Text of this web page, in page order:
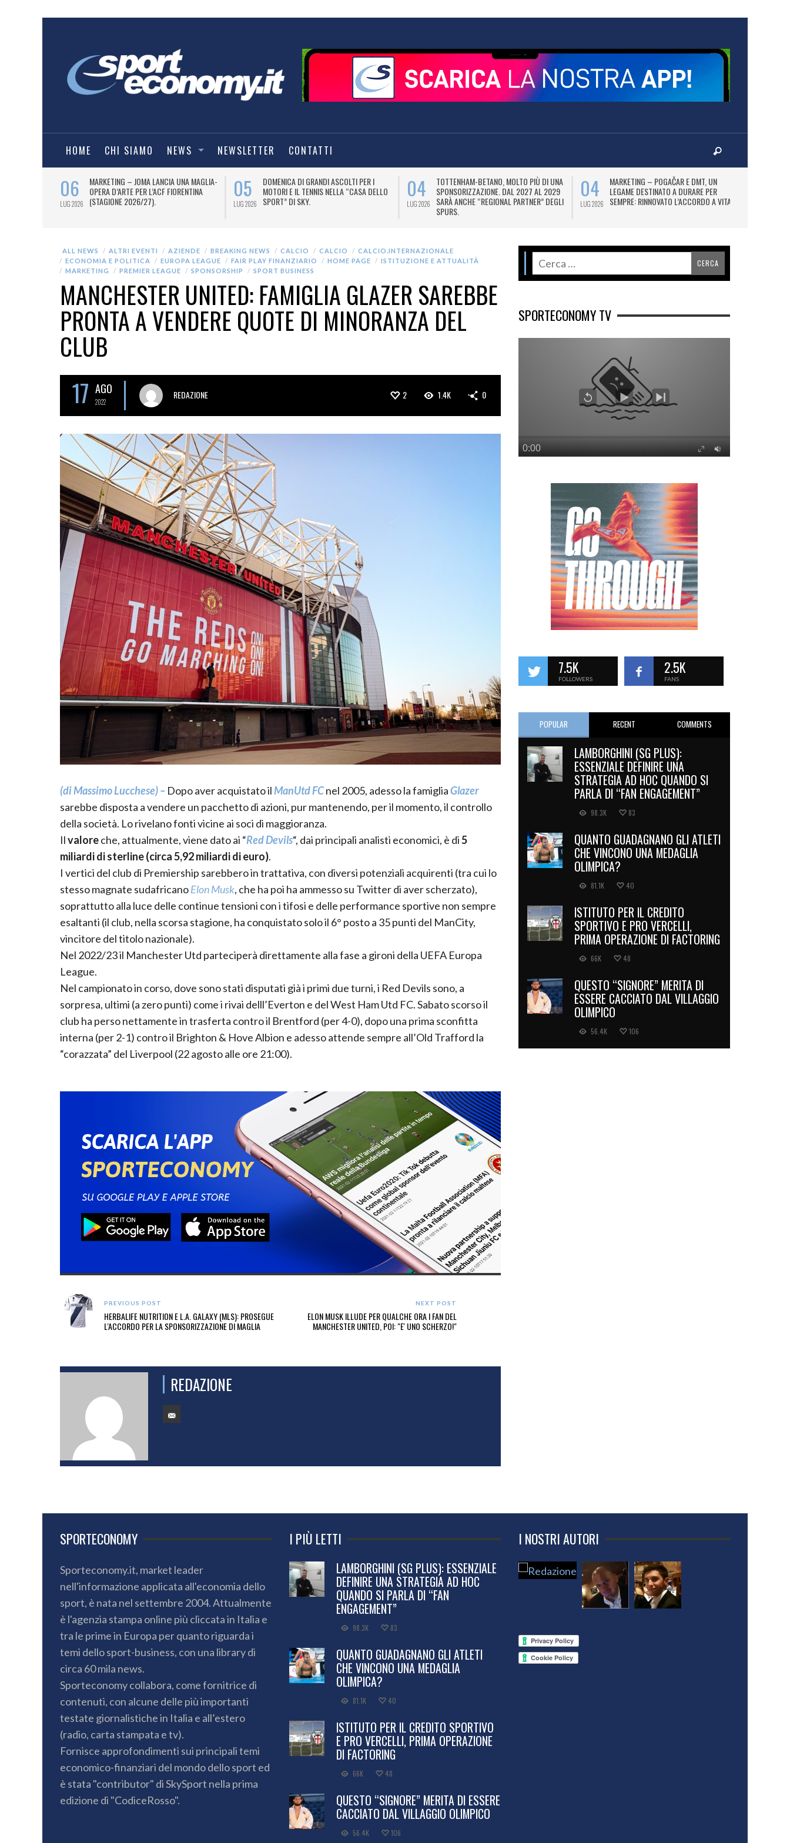
HOME CHI SIAMO NEWS NEWSLETTER CONTATTI
06
LUG 2026
MARKETING – JOMA LANCIA UNA MAGLIA-
OPERA D’ARTE PER L’ACF FIORENTINA
(STAGIONE 2026/27).
05
LUG 2026
DOMENICA DI GRANDI ASCOLTI PER I
MOTORI E IL TENNIS NELLA “CASA DELLO
SPORT” DI SKY.
04
LUG 2026
TOTTENHAM-BETANO, MOLTO PIÙ DI UNA
SPONSORIZZAZIONE. DAL 2027 AL 2029
SARÀ ANCHE “REGIONAL PARTNER” DEGLI
SPURS.
04
LUG 2026
MARKETING – POGAČAR E DMT, UN
LEGAME DESTINATO A DURARE PER
SEMPRE: RINNOVATO L’ACCORDO A VITA.
ALL NEWS ALTRI EVENTI AZIENDE BREAKING NEWS CALCIO CALCIO
CALCIO.INTERNAZIONALE
ECONOMIA E POLITICA
EUROPA LEAGUE FAIR PLAY FINANZIARIO HOME PAGE
ISTITUZIONE E ATTUALITÀ
MARKETING
PREMIER LEAGUE SPONSORSHIP SPORT BUSINESS
MANCHESTER UNITED: FAMIGLIA GLAZER SAREBBE
PRONTA A VENDERE QUOTE DI MINORANZA DEL
CLUB
17 AGO
2022
REDAZIONE 2 1.4K 0
(di Massimo Lucchese) – Dopo aver acquistato ilManUtd FCnel 2005, adesso la famigliaGlazer
sarebbe disposta a vendere un pacchetto di azioni, pur mantenendo, per il momento, il controllo
della società. Lo rivelano fonti vicine ai soci di maggioranza.
Ilvaloreche, attualmente, viene dato ai “Red Devils“, dai principali analisti economici, è di5
miliardi di sterline (circa 5,92 miliardi di euro).
I vertici del club di Premiership sarebbero in trattativa, con diversi potenziali acquirenti (tra cui lo
stesso magnate sudafricanoElon Musk, che ha poi ha ammesso su Twitter di aver scherzato),
soprattutto alla luce delle continue tensioni con i tifosi e delle performance sportive non sempre
esaltanti (il club, nella scorsa stagione, ha conquistato solo il 6° posto a 35 punti del ManCity,
vincitore del titolo nazionale).
Nel 2022/23 il Manchester Utd parteciperà direttamente alla fase a gironi della UEFA Europa
League.
Nel campionato in corso, dove sono stati disputati già i primi due turni, i Red Devils sono, a
sorpresa, ultimi (a zero punti) come i rivai delll’Everton e del West Ham Utd FC. Sabato scorso il
club ha perso nettamente in trasferta contro il Brentford (per 4-0), dopo una prima sconfitta
interna (per 2-1) contro il Brighton & Hove Albion e adesso attende sempre all’Old Trafford la
“corazzata” del Liverpool (22 agosto alle ore 21:00).
PREVIOUS POST
HERBALIFE NUTRITION E L.A. GALAXY (MLS): PROSEGUE
L'ACCORDO PER LA SPONSORIZZAZIONE DI MAGLIA
NEXT POST
ELON MUSK ILLUDE PER QUALCHE ORA I FAN DEL
MANCHESTER UNITED, POI: "E' UNO SCHERZO!"
REDAZIONE
SPORTECONOMY TV
7.5K
FOLLOWERS
2.5K
FANS
POPULAR RECENT COMMENTS
LAMBORGHINI (SG PLUS):
ESSENZIALE DEFINIRE UNA
STRATEGIA AD HOC QUANDO SI
PARLA DI “FAN ENGAGEMENT”
98.3K 83
QUANTO GUADAGNANO GLI ATLETI
CHE VINCONO UNA MEDAGLIA
OLIMPICA?
81.1K 40
ISTITUTO PER IL CREDITO
SPORTIVO E PRO VERCELLI,
PRIMA OPERAZIONE DI FACTORING
66K 48
QUESTO “SIGNORE” MERITA DI
ESSERE CACCIATO DAL VILLAGGIO
OLIMPICO
56.4K 106
SPORTECONOMY
Sporteconomy.it, market leader
nell'informazione applicata all'economia dello
sport, è nata nel settembre 2004. Attualmente
è l'agenzia stampa online più cliccata in Italia e
tra le prime in Europa per quanto riguarda i
temi dello sport-business, con una library di
circa 60 mila news.
Sporteconomy collabora, come fornitrice di
contenuti, con alcune delle più importanti
testate giornalistiche in Italia e all’estero
(radio, carta stampata e tv).
Fornisce approfondimenti sui principali temi
economico-finanziari del mondo dello sport ed
è stata "contributor" di SkySport nella prima
edizione di "CodiceRosso".
I PIÙ LETTI
LAMBORGHINI (SG PLUS): ESSENZIALE
DEFINIRE UNA STRATEGIA AD HOC
QUANDO SI PARLA DI “FAN
ENGAGEMENT”
98.3K 83
QUANTO GUADAGNANO GLI ATLETI
CHE VINCONO UNA MEDAGLIA
OLIMPICA?
81.1K 40
ISTITUTO PER IL CREDITO SPORTIVO
E PRO VERCELLI, PRIMA OPERAZIONE
DI FACTORING
66K 48
QUESTO “SIGNORE” MERITA DI ESSERE
CACCIATO DAL VILLAGGIO OLIMPICO
56.4K 106
I NOSTRI AUTORI